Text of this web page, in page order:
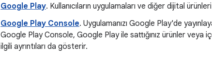
Google Play. Kullanıcıların uygulamaları ve diğer dijital
Google Play Console. Uygulamanızı Google Play'de
Google Play Console, Google Play ile sattığınız ürünler veya
ilgili ayrıntıları da gösterir.